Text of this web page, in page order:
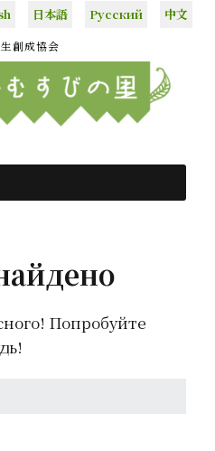
日本語 Русский 中文
創成協会
Попробуйте